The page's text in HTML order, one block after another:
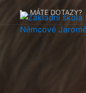
MÁTE DOTAZY?